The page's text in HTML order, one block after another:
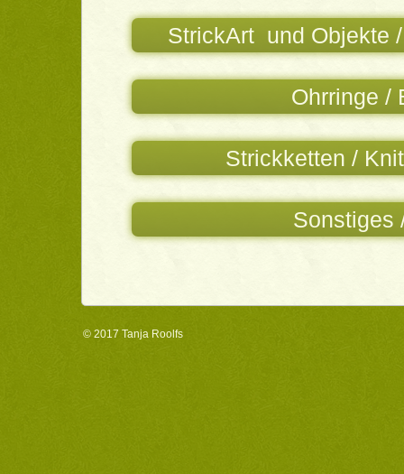
StrickArt und Objekte
Ohrringe /
Strickketten /
Sonstiges
© 2017 Tanja Roolfs